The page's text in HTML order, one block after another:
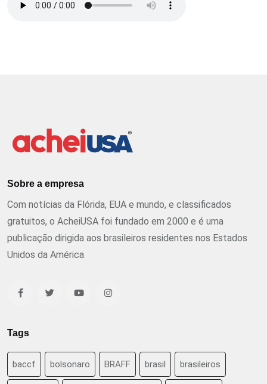
Sobre a empresa
Com notícias da Flórida, EUA e mundo, e classificados
gratuitos, o AcheiUSA foi fundado em 2000 e é uma
publicação dirigida aos brasileiros residentes nos Estados
Unidos da América
Tags
baccf bolsonaro BRAFF brasil brasileiros